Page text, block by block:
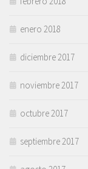
enero 2018
diciembre 2017
noviembre 2017
octubre 2017
septiembre 2017